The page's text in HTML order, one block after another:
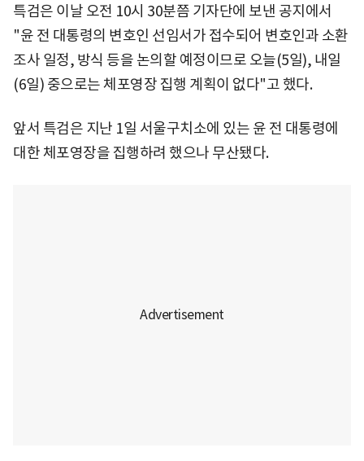
특검은 이날 오전 10시 30분쯤 기자단에 보낸 공지에서
"윤 전 대통령의 변호인 선임서가 접수되어 변호인과 소환
조사 일정, 방식 등을 논의할 예정이므로 오늘(5일), 내일
(6일) 중으로는 체포영장 집행 계획이 없다"고 했다.
앞서 특검은 지난 1일 서울구치소에 있는 윤 전 대통령에
대한 체포영장을 집행하려 했으나 무산됐다.